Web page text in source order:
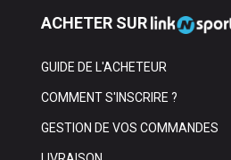
ACHETER SUR
GUIDE DE L'ACHETEUR
COMMENT S'INSCRIRE ?
GESTION DE VOS COMMANDES